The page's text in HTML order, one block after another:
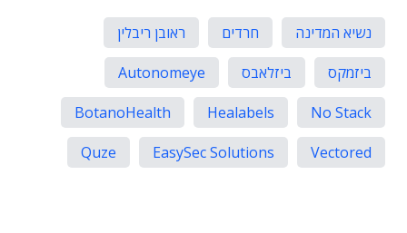
נשיא המדינה חרדים
ראובן ריבלין
ביזמקס
ביזלאבס
Autonomeye
No Stack
Healabels
BotanoHealth
Vectored
EasySec Solutions
Quze